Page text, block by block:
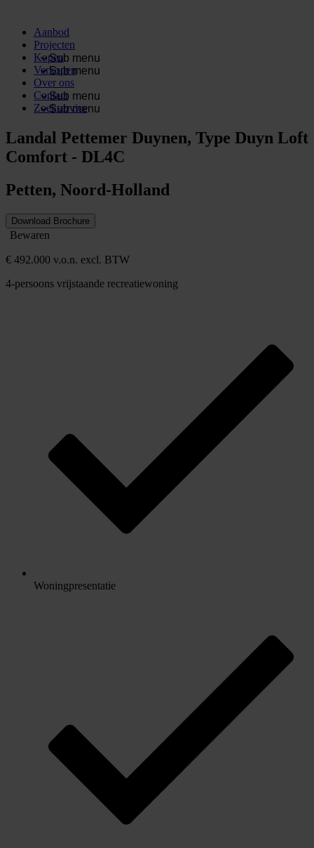
Aanbod
Projecten
Sub menu
Kopen
Sub menu
Verkopen
Over ons
Sub menu
Contact
Sub menu
Zoekservice
Landal Pettemer Duynen, Type Duyn Loft
Comfort - DL4C
Petten, Noord-Holland
Download Brochure
Bewaren
€ 492.000 v.o.n. excl. BTW
4-persoons vrijstaande recreatiewoning
Woningpresentatie